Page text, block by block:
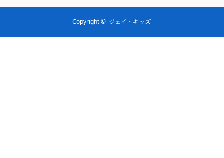
Copyright © ジェイ・キッズ